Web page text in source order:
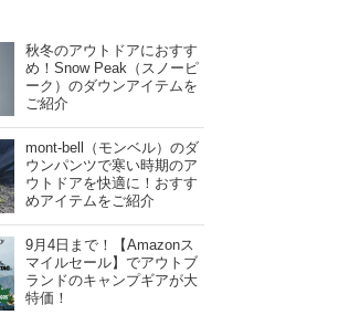
秋冬のアウトドアにおすす
め！Snow Peak（スノーピ
ーク）のダウンアイテムを
ご紹介
mont-bell（モンベル）のダ
ウンパンツで寒い時期のア
ウトドアを快適に！おすす
めアイテムをご紹介
9月4日まで！【Amazonス
マイルセール】でアウトブ
ランドのキャンプギアが大
特価！